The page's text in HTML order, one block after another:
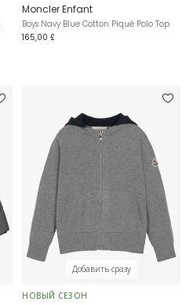
Moncler Enfant
Boys Navy Blue Cotton Piqué Polo Top
165,00 £
Добавить сразу
НОВЫЙ СЕЗОН